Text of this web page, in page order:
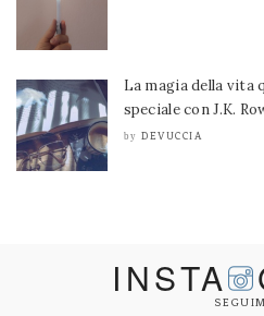
La magia della vita
speciale con J.K.
by DEVUCCIA
INSTA